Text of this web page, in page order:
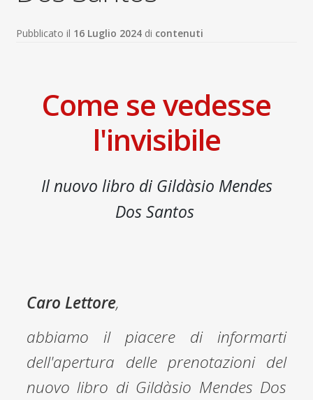
Pubblicato il 16 Luglio 2024 di contenuti
Come se vedesse
l'invisibile
Il nuovo libro di Gildàsio Mendes
Dos Santos
Caro Lettore,
abbiamo il piacere di informarti
dell'apertura delle prenotazioni del
nuovo libro di Gildàsio Mendes Dos